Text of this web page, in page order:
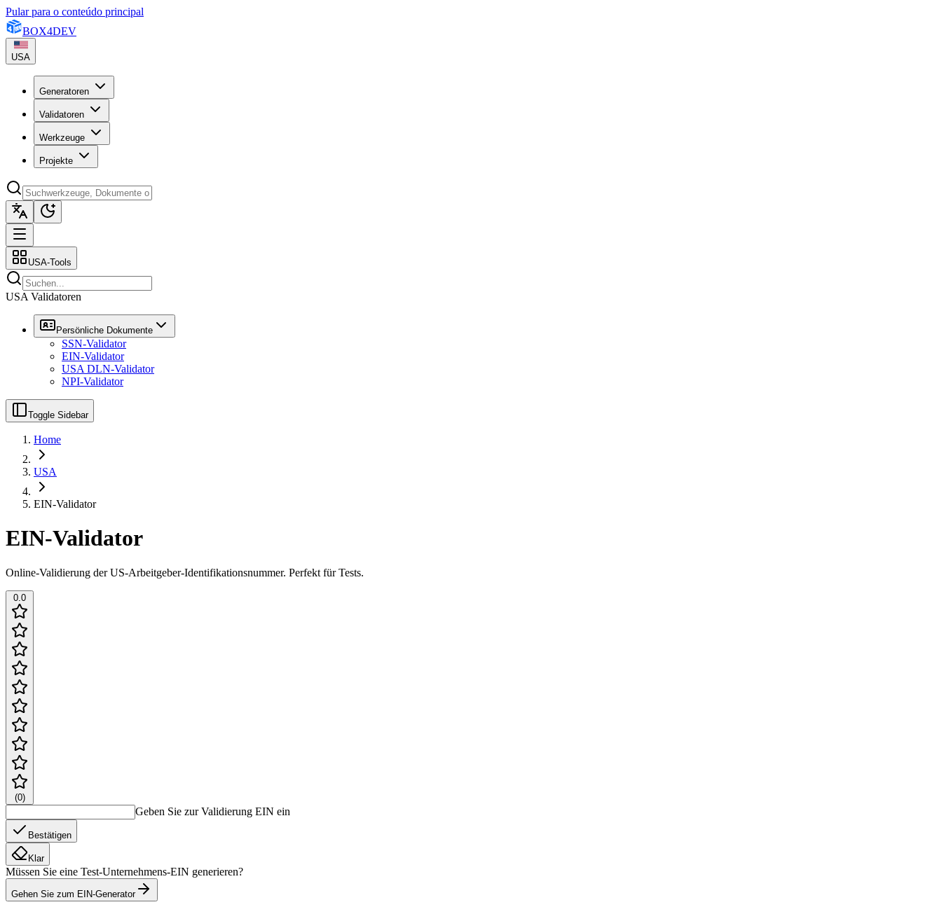
Pular para o conteúdo principal
BOX4DEV
USA
Generatoren
Validatoren
Werkzeuge
Projekte
USA-Tools
USA Validatoren
Persönliche Dokumente
SSN-Validator
EIN-Validator
USA DLN-Validator
NPI-Validator
Toggle Sidebar
Home
USA
EIN-Validator
EIN-Validator
Online-Validierung der US-Arbeitgeber-Identifikationsnummer. Perfekt für Tests.
0.0
(0)
Geben Sie zur Validierung EIN ein
Bestätigen
Klar
Müssen Sie eine Test-Unternehmens-EIN generieren?
Gehen Sie zum EIN-Generator